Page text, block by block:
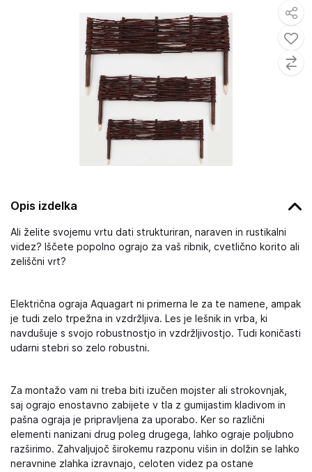
Opis izdelka
Ali želite svojemu vrtu dati strukturiran, naraven in rustikalni
videz? Iščete popolno ograjo za vaš ribnik, cvetlično korito ali
zeliščni vrt?
Električna ograja Aquagart ni primerna le za te namene, ampak
je tudi zelo trpežna in vzdržljiva. Les je lešnik in vrba, ki
navdušuje s svojo robustnostjo in vzdržljivostjo. Tudi koničasti
udarni stebri so zelo robustni.
Za montažo vam ni treba biti izučen mojster ali strokovnjak,
saj ograjo enostavno zabijete v tla z gumijastim kladivom in
pašna ograja je pripravljena za uporabo. Ker so različni
elementi nanizani drug poleg drugega, lahko ograje poljubno
razširimo. Zahvaljujoč širokemu razponu višin in dolžin se lahko
neravnine zlahka izravnajo, celoten videz pa ostane